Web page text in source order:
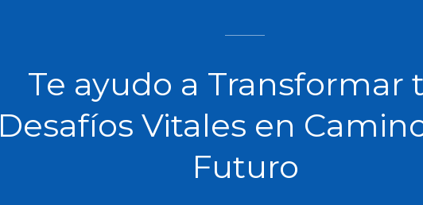
Te ayudo a Transformar
Desafíos Vitales en
Futuro​